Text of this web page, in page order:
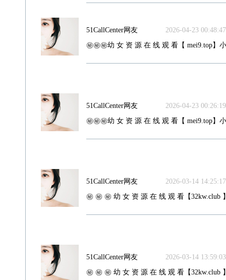
51CallCenter网友
2026-04-23 00:48:47
㊙️㊙️㊙️幼 女 资 源 在 线 观 看【 mei9.top】
51CallCenter网友
2026-04-23 00:26:19
㊙️㊙️㊙️幼 女 资 源 在 线 观 看【 mei9.top】
51CallCenter网友
2026-03-14 14:25:17
㊙️ ㊙️ ㊙️ 幼 女 资 源 在 线 观 看【32kw.club
51CallCenter网友
2026-03-14 13:59:03
㊙️ ㊙️ ㊙️ 幼 女 资 源 在 线 观 看【32kw.club